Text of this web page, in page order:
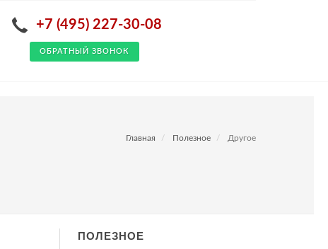
+7 (495) 227-30-08
ОБРАТНЫЙ ЗВОНОК
Главная Полезное Другое
ПОЛЕЗНОЕ